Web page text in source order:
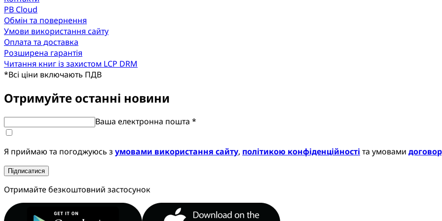
PB Cloud
Обмін та повернення
Умови використання сайту
Оплата та доставка
Розширена гарантія
Читання книг із захистом LCP DRM
*Всі ціни включають ПДВ
Отримуйте останні новини
Ваша електронна пошта *
Я приймаю та погоджуюсь з умовами використання сайту, політикою конфіденційності та умовами
Підписатися
Отримайте безкоштовний застосунок